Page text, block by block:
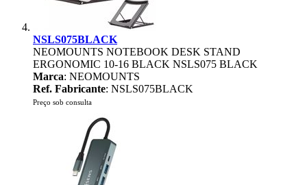
NSLS075BLACK
NEOMOUNTS NOTEBOOK DESK STAND
ERGONOMIC 10-16 BLACK NSLS075 BLACK
Marca: NEOMOUNTS
Ref. Fabricante: NSLS075BLACK
Preço sob consulta